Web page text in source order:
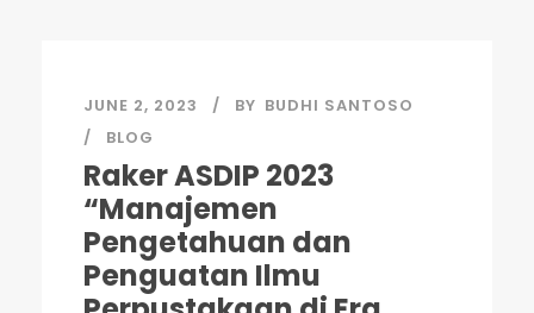
JUNE 2, 2023 BY BUDHI SANTOSO
BLOG
Raker ASDIP 2023
“Manajemen
Pengetahuan dan
Penguatan Ilmu